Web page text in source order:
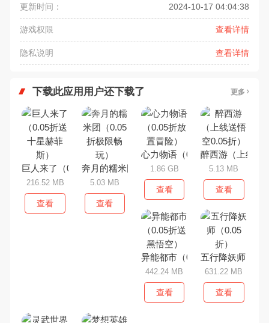
更新时间： 2024-10-17 04:04:38
游戏权限 查看详情
隐私说明 查看详情
下载此应用用户还下载了 更多
巨人来了（0.05折送十星赫菲斯）
216.52 MB
查看
奔月的糯米团（0.05折极限畅玩）
5.03 MB
查看
心力物语（0.05折放置冒险）
1.86 GB
查看
醉西游（上线送
5.13 MB
查看
异能都市（0.05折送黑悟空）
442.24 MB
查看
五行降妖师（
631.22 MB
查看